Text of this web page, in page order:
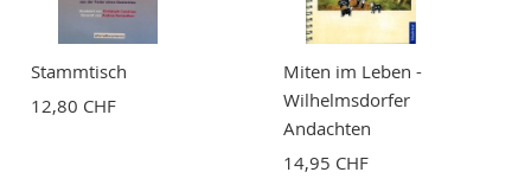
Stammtisch
12,80 CHF
Miten im Leben -
Wilhelmsdorfer
Andachten
14,95 CHF